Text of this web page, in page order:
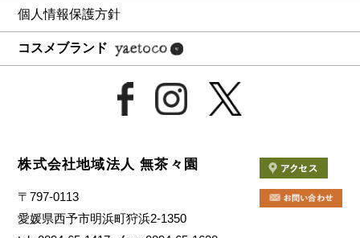
個人情報保護方針
コスメブランド
株式会社地域法人 無茶々園
〒797-0113
愛媛県西予市明浜町狩浜2-1350